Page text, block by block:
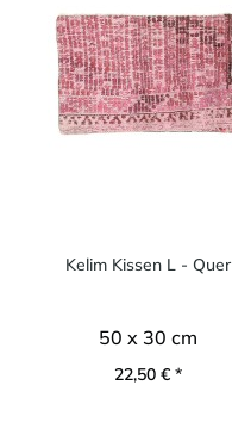
Kelim Kissen L - Quer
50 x 30 cm
22,50 € *